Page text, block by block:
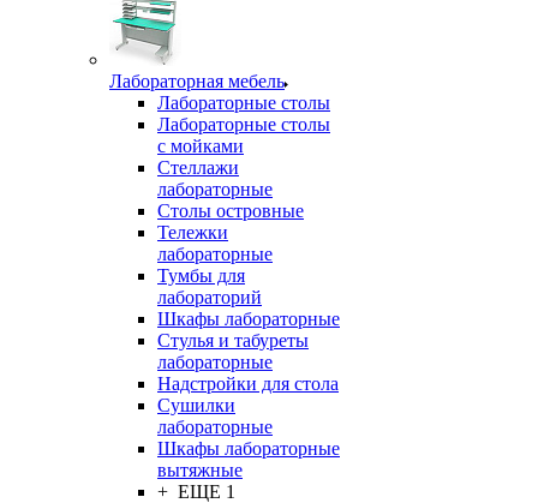
Лабораторная мебель
Лабораторные столы
Лабораторные столы
с мойками
Стеллажи
лабораторные
Столы островные
Тележки
лабораторные
Тумбы для
лабораторий
Шкафы лабораторные
Стулья и табуреты
лабораторные
Надстройки для стола
Сушилки
лабораторные
Шкафы лабораторные
вытяжные
+ ЕЩЕ 1